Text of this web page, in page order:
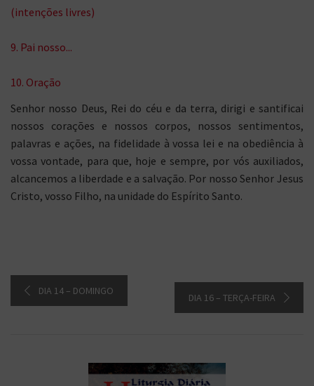
(intenções livres)
9. Pai nosso...
10. Oração
Senhor nosso Deus, Rei do céu e da terra, dirigi e santificai
nossos corações e nossos corpos, nossos sentimentos,
palavras e ações, na fidelidade à vossa lei e na obediência à
vossa vontade, para que, hoje e sempre, por vós auxiliados,
alcancemos a liberdade e a salvação. Por nosso Senhor Jesus
Cristo, vosso Filho, na unidade do Espírito Santo.
DIA 14 – DOMINGO
DIA 16 – TERÇA-FEIRA